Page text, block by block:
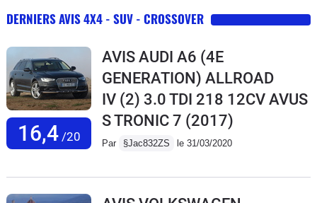
DERNIERS AVIS 4X4 - SUV - CROSSOVER
16,4/20
AVIS AUDI A6 (4E
GENERATION) ALLROAD
IV (2) 3.0 TDI 218 12CV AVUS
S TRONIC 7 (2017)
Par §Jac832ZS le 31/03/2020